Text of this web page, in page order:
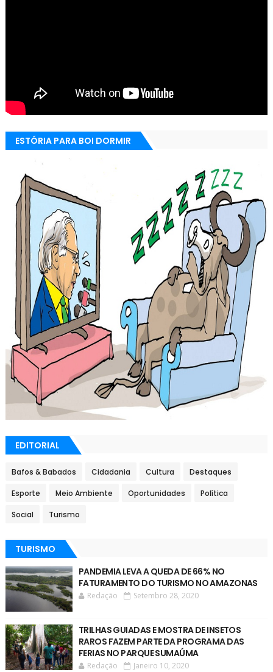
ESTÓRIA PARA BOI DORMIR
EDITORIAL
Bafos & Babados Cidadania Cultura Destaques
Esporte Meio Ambiente Oportunidades Política
Social Turismo
TURISMO
PANDEMIA LEVA A QUEDA DE 66% NO
FATURAMENTO DO TURISMO NO AMAZONAS
Redação Setembro 28, 2020
TRILHAS GUIADAS E MOSTRA DE INSETOS
RAROS FAZEM PARTE DA PROGRAMA DAS
FERIAS NO PARQUE SUMAÚMA
Redação Janeiro 10, 2020